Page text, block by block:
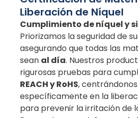
Liberación de Níquel
Cumplimiento de níquel y
Priorizamos la seguridad de
asegurando que todas las
sean al día. Nuestros
rigurosas pruebas para
REACH y RoHS, centrándonos
específicamente en la
para prevenir la irritación de